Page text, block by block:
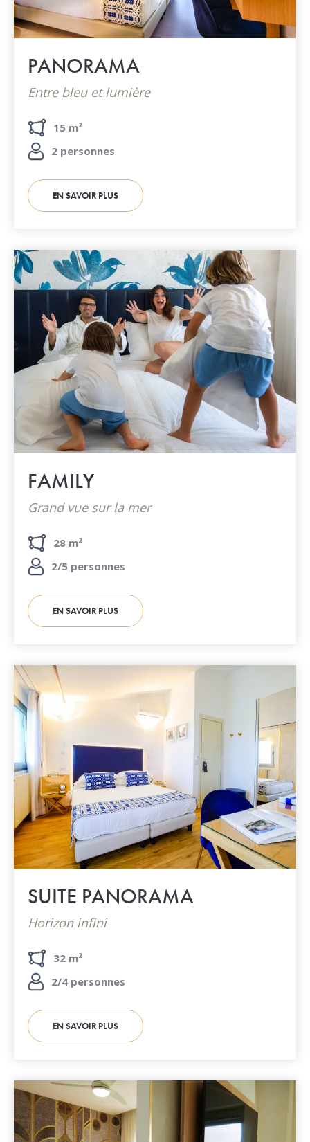
PANORAMA
Entre bleu et lumière
15 m²
2 personnes
EN SAVOIR PLUS
FAMILY
Grand vue sur la mer
28 m²
2/5 personnes
EN SAVOIR PLUS
SUITE PANORAMA
Horizon infini
32 m²
2/4 personnes
EN SAVOIR PLUS